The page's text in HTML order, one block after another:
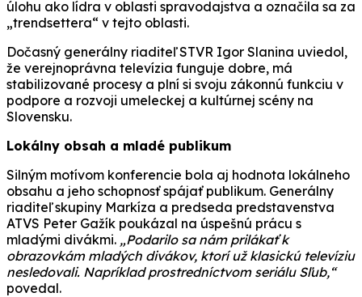
úlohu ako lídra v oblasti spravodajstva a označila sa za
„trendsettera“ v tejto oblasti.
Dočasný generálny riaditeľ STVR Igor Slanina uviedol,
že verejnoprávna televízia funguje dobre, má
stabilizované procesy a plní si svoju zákonnú funkciu v
podpore a rozvoji umeleckej a kultúrnej scény na
Slovensku.
Lokálny obsah a mladé publikum
Silným motívom konferencie bola aj hodnota lokálneho
obsahu a jeho schopnosť spájať publikum. Generálny
riaditeľ skupiny Markíza a predseda predstavenstva
ATVS Peter Gažík poukázal na úspešnú prácu s
mladými divákmi. „Podarilo sa nám prilákať k
obrazovkám mladých divákov, ktorí už klasickú televíziu
nesledovali. Napríklad prostredníctvom seriálu Sľub,“
povedal.